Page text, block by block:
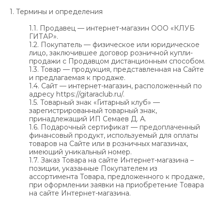
1. Термины и определения
1.1. Продавец — интернет-магазин ООО «КЛУБ
ГИТАР».
1.2. Покупатель — физическое или юридическое
лицо, заключившее договор розничной купли-
продажи с Продавцом дистанционным способом.
1.3. Товар — продукция, представленная на Сайте
и предлагаемая к продаже.
1.4. Сайт — интернет-магазин, расположенный по
адресу https://gitaraclub.ru/.
1.5. Товарный знак «Гитарный клуб» —
зарегистрированный товарный знак,
принадлежащий ИП Семаев Д. А.
1.6. Подарочный сертификат — предоплаченный
финансовый продукт, используемый для оплаты
товаров на Сайте или в розничных магазинах,
имеющий уникальный номер.
1.7. Заказ Товара на сайте Интернет-магазина –
позиции, указанные Покупателем из
ассортимента Товара, предложенного к продаже,
при оформлении заявки на приобретение Товара
на сайте Интернет-магазина.